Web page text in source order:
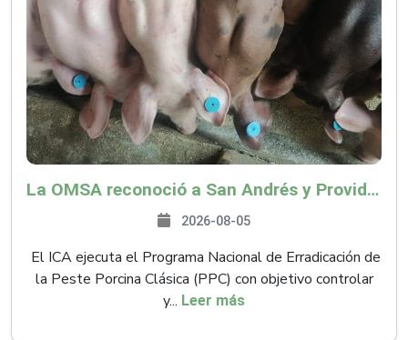
La OMSA reconoció a San Andrés y Providencia como zona libre de Peste Porcina Clásica (PPC)
2026-08-05
El ICA ejecuta el Programa Nacional de Erradicación de
la Peste Porcina Clásica (PPC) con objetivo controlar
y... Leer más